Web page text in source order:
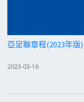
亞足聯章程(2023年版)
2023-03-16